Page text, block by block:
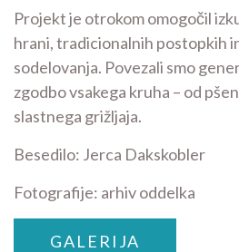
Projekt je otrokom omogočil
hrani, tradicionalnih postopkih
sodelovanja. Povezali smo
zgodbo vsakega kruha – od
slastnega grižljaja.
Besedilo: Jerca Dakskobler
Fotografije: arhiv oddelka
GALERIJA